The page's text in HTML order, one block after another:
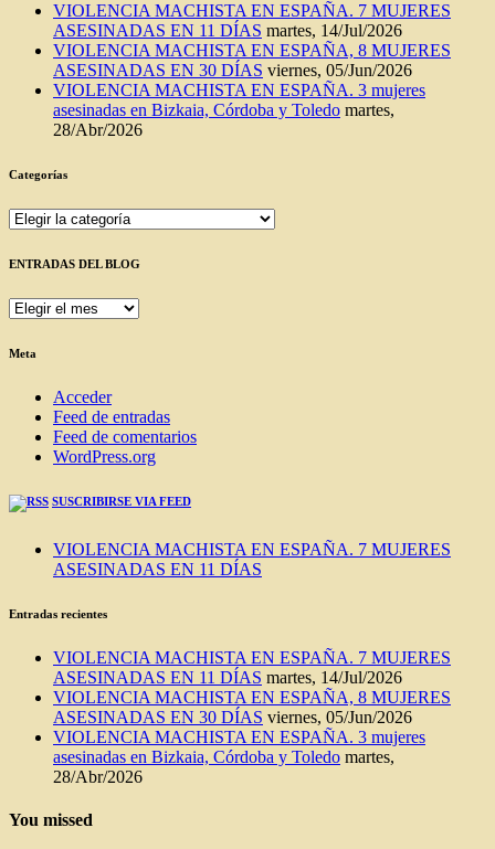
VIOLENCIA MACHISTA EN ESPAÑA. 7 MUJERES
ASESINADAS EN 11 DÍAS martes, 14/Jul/2026
VIOLENCIA MACHISTA EN ESPAÑA, 8 MUJERES
ASESINADAS EN 30 DÍAS viernes, 05/Jun/2026
VIOLENCIA MACHISTA EN ESPAÑA. 3 mujeres
asesinadas en Bizkaia, Córdoba y Toledo martes,
28/Abr/2026
Categorías
Categorías
ENTRADAS DEL BLOG
ENTRADAS
BLOG
Meta
Acceder
Feed de entradas
Feed de comentarios
WordPress.org
SUSCRIBIRSE VIA FEED
VIOLENCIA MACHISTA EN ESPAÑA. 7 MUJERES
ASESINADAS EN 11 DÍAS
Entradas recientes
VIOLENCIA MACHISTA EN ESPAÑA. 7 MUJERES
ASESINADAS EN 11 DÍAS martes, 14/Jul/2026
VIOLENCIA MACHISTA EN ESPAÑA, 8 MUJERES
ASESINADAS EN 30 DÍAS viernes, 05/Jun/2026
VIOLENCIA MACHISTA EN ESPAÑA. 3 mujeres
asesinadas en Bizkaia, Córdoba y Toledo martes,
28/Abr/2026
You missed